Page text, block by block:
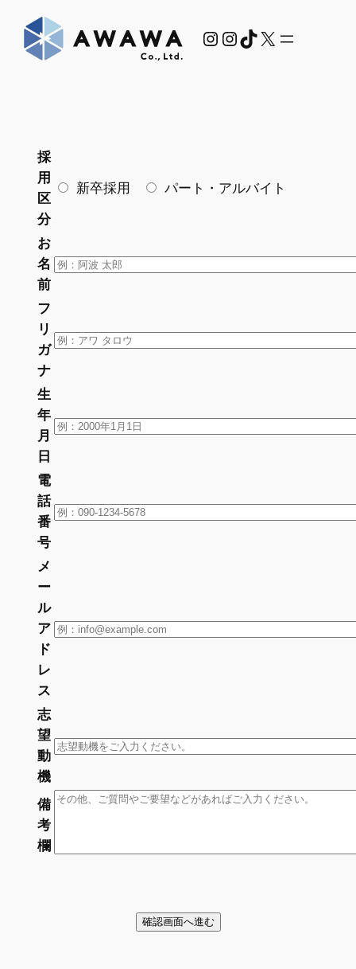
Instagram
Instagram
TikTok
X
採
用
区
分
新卒採用 パート・アルバイト
お
名
前
フ
リ
ガ
ナ
生
年
月
日
電
話
番
号
メ
ー
ル
ア
ド
レ
ス
志
望
動
機
備
考
欄
確認画面へ進む